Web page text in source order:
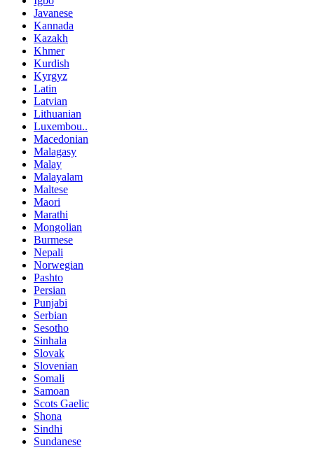
Javanese
Kannada
Kazakh
Khmer
Kurdish
Kyrgyz
Latin
Latvian
Lithuanian
Luxembou..
Macedonian
Malagasy
Malay
Malayalam
Maltese
Maori
Marathi
Mongolian
Burmese
Nepali
Norwegian
Pashto
Persian
Punjabi
Serbian
Sesotho
Sinhala
Slovak
Slovenian
Somali
Samoan
Scots Gaelic
Shona
Sindhi
Sundanese